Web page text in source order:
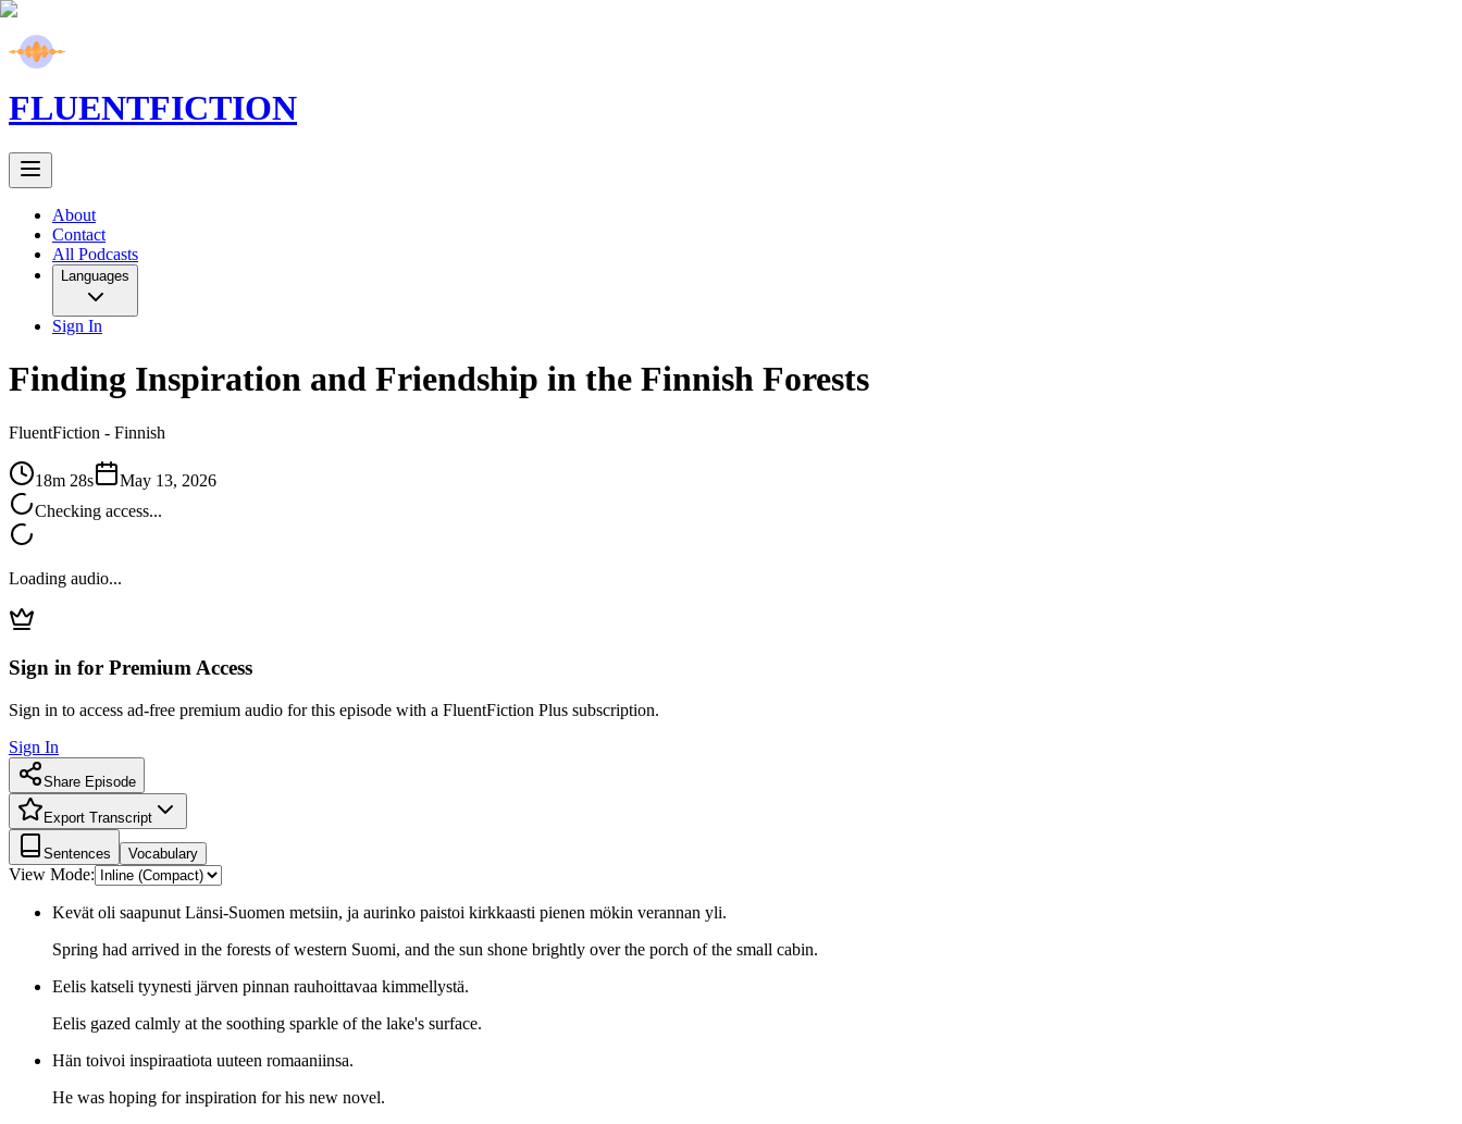
FLUENTFICTION
About
Contact
All Podcasts
Languages
Sign In
Finding Inspiration and Friendship in the Finnish Forests
FluentFiction - Finnish
18m 28s
May 13, 2026
Checking access...
Loading audio...
Sign in for Premium Access
Sign in to access ad-free premium audio for this episode with a FluentFiction Plus subscription.
Sign In
Share Episode
Export Transcript
Sentences Vocabulary
View Mode:
Kevät oli saapunut Länsi-Suomen metsiin, ja aurinko paistoi kirkkaasti pienen mökin verannan yli.
Spring had arrived in the forests of western Suomi, and the sun shone brightly over the porch of the small cabin.
Eelis katseli tyynesti järven pinnan rauhoittavaa kimmellystä.
Eelis gazed calmly at the soothing sparkle of the lake's surface.
Hän toivoi inspiraatiota uuteen romaaniinsa.
He was hoping for inspiration for his new novel.